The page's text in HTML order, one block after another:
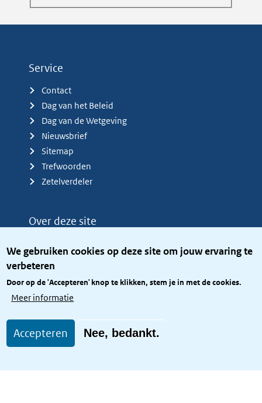
We gebruiken cookies op deze site om jouw ervaring te
verbeteren
Door op de 'Accepteren' knop te klikken, stem je in met de cookies.
Meer informatie
Accepteren Nee, bedankt.
Service
Contact
Dag van het Beleid
Dag van de Wetgeving
Nieuwsbrief
Sitemap
Trefwoorden
Zetelverdeler
Over deze site
Privacy
Toegang site openbaar
Toegankelijkheid